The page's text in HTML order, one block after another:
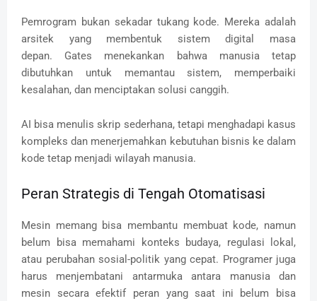
Pemrogram bukan sekadar tukang kode. Mereka adalah
arsitek yang membentuk sistem digital masa
depan. Gates menekankan bahwa manusia tetap
dibutuhkan untuk memantau sistem, memperbaiki
kesalahan, dan menciptakan solusi canggih.
AI bisa menulis skrip sederhana, tetapi menghadapi kasus
kompleks dan menerjemahkan kebutuhan bisnis ke dalam
kode tetap menjadi wilayah manusia.
Peran Strategis di Tengah Otomatisasi
Mesin memang bisa membantu membuat kode, namun
belum bisa memahami konteks budaya, regulasi lokal,
atau perubahan sosial-politik yang cepat. Programer juga
harus menjembatani antarmuka antara manusia dan
mesin secara efektif peran yang saat ini belum bisa